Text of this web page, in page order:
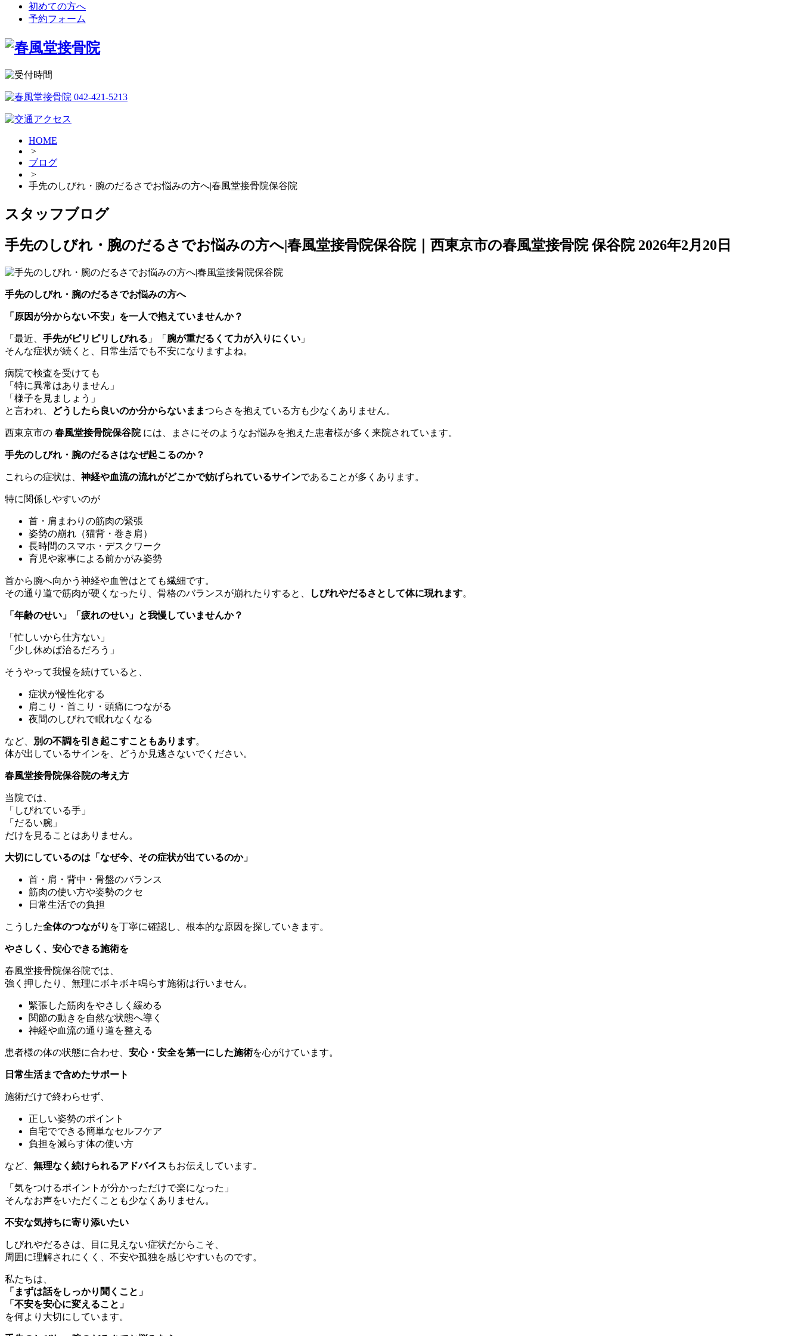
初めての方へ
予約フォーム
HOME
>
ブログ
>
手先のしびれ・腕のだるさでお悩みの方へ|春風堂接骨院保谷院
スタッフブログ
手先のしびれ・腕のだるさでお悩みの方へ|春風堂接骨院保谷院｜西東京市の春風堂接骨院 保谷院 2026年2月20日
手先のしびれ・腕のだるさでお悩みの方へ
「原因が分からない不安」を一人で抱えていませんか？
「最近、 手先がピリピリしびれる 」「 腕が重だるくて力が入りにくい 」
そんな症状が続くと、日常生活でも不安になりますよね。
病院で検査を受けても
「特に異常はありません」
「様子を見ましょう」
と言われ、
どうしたら良いのか分からないままつらさを抱えている方も少なくありません。
西東京市の 春風堂接骨院保谷院には、まさにそのようなお悩みを抱えた患者様が多く来院されています。
手先のしびれ・腕のだるさはなぜ起こるのか？
これらの症状は、神経や血流の流れがどこかで妨げられているサインであることが多くあります。
特に関係しやすいのが
首・肩まわりの筋肉の緊張
姿勢の崩れ（猫背・巻き肩）
長時間のスマホ・デスクワーク
育児や家事による前かがみ姿勢
首から腕へ向かう神経や血管はとても繊細です。
その通り道で筋肉が硬くなったり、骨格のバランスが崩れたりすると、
しびれやだるさとして体に現れます。
「年齢のせい」「疲れのせい」と我慢していませんか？
「忙しいから仕方ない」
「少し休めば治るだろう」
そうやって我慢を続けていると、
症状が慢性化する
肩こり・首こり・頭痛につながる
夜間のしびれで眠れなくなる
など、 別の不調を引き起こすこともあります。
体が出しているサインを、どうか見逃さないでください。
春風堂接骨院保谷院の考え方
当院では、
「しびれている手」
「だるい腕」
だけを見ることはありません。
大切にしているのは「なぜ今、その症状が出ているのか」
首・肩・背中・骨盤のバランス
筋肉の使い方や姿勢のクセ
日常生活での負担
こうした全体のつながり を丁寧に確認し、根本的な原因を探していきます。
やさしく、安心できる施術を
春風堂接骨院保谷院では、
強く押したり、無理にボキボキ鳴らす施術は行いません。
緊張した筋肉をやさしく緩める
関節の動きを自然な状態へ導く
神経や血流の通り道を整える
患者様の体の状態に合わせ、 安心・安全を第一にした施術を心がけています。
日常生活まで含めたサポート
施術だけで終わらせず、
正しい姿勢のポイント
自宅でできる簡単なセルフケア
負担を減らす体の使い方
など、 無理なく続けられるアドバイス もお伝えしています。
「気をつけるポイントが分かっただけで楽になった」
そんなお声をいただくことも少なくありません。
不安な気持ちに寄り添いたい
しびれやだるさは、目に見えない症状だからこそ、
周囲に理解されにくく、不安や孤独を感じやすいものです。
私たちは、
「まずは話をしっかり聞くこと」
「不安を安心に変えること」
を何より大切にしています。